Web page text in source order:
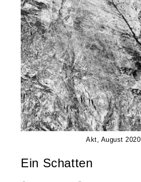
Akt, August 2020
Ein Schatten